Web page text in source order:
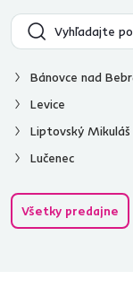
Bánovce nad
Levice
Liptovský Mikuláš
Lučenec
Všetky predajne